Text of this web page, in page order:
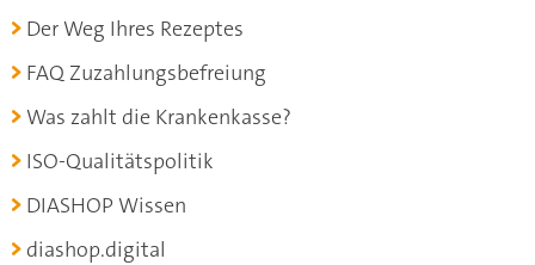
Der Weg Ihres Rezeptes
FAQ Zuzahlungsbefreiung
Was zahlt die Krankenkasse?
ISO-Qualitätspolitik
DIASHOP Wissen
diashop.digital